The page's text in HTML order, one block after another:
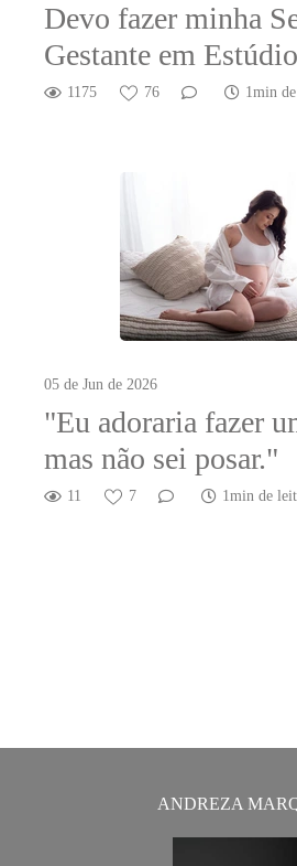
Devo fazer minha
Gestante em
1175 76 1min
05 de Jun de 2026
"Eu adoraria fazer
mas não sei posar."
11 7 1min de
ANDREZA